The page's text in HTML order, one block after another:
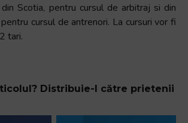
Scotia, pentru cursul de arbitraj si din
cursul de antrenori. La cursuri vor fi
tari.
Distribuie-l către prietenii